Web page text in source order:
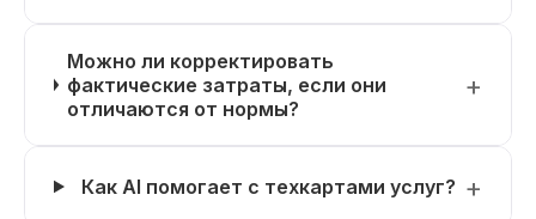
Можно ли корректировать
фактические затраты, если они
отличаются от нормы?
Как AI помогает с техкартами услуг?